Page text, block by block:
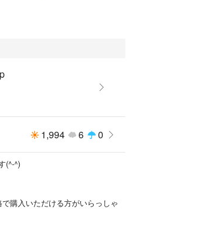
1,994 6 0
(^-^)
購入いただける方がいらっしゃ